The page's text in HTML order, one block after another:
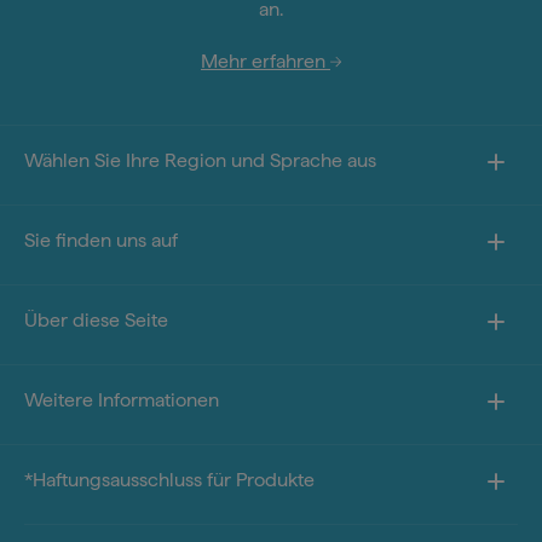
an.
Mehr erfahren
Wählen Sie Ihre Region und Sprache aus
Sie finden uns auf
Über diese Seite
Weitere Informationen
*Haftungsausschluss für Produkte